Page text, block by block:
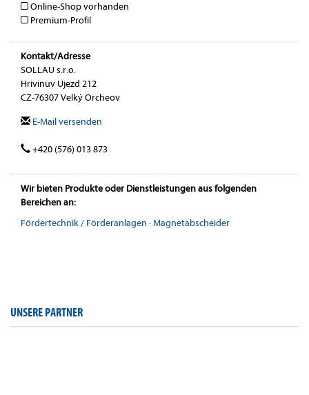
Online-Shop vorhanden
Premium-Profil
Kontakt/Adresse
SOLLAU s.r.o.
Hrivinuv Ujezd 212
CZ-76307 Velký Orcheov
E-Mail versenden
+420 (576) 013 873
Wir bieten Produkte oder Dienstleistungen aus folgenden
Bereichen an:
Fördertechnik / Förderanlagen ·Magnetabscheider
UNSERE PARTNER